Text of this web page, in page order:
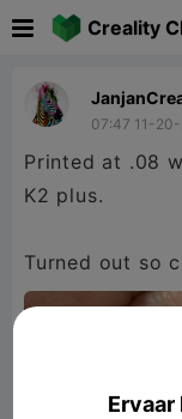
Creality
07:47 11-
Printed at .08
K2 plus.
Turned out so